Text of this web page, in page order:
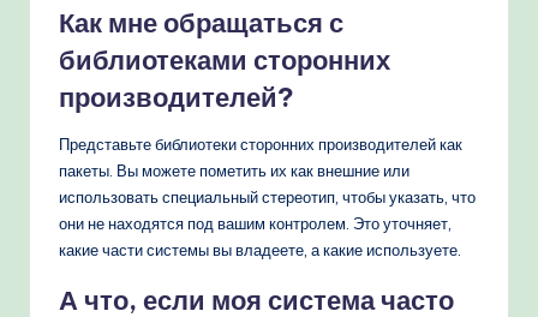
Как мне обращаться с
библиотеками сторонних
производителей?
Представьте библиотеки сторонних производителей как
пакеты. Вы можете пометить их как внешние или
использовать специальный стереотип, чтобы указать, что
они не находятся под вашим контролем. Это уточняет,
какие части системы вы владеете, а какие используете.
А что, если моя система часто